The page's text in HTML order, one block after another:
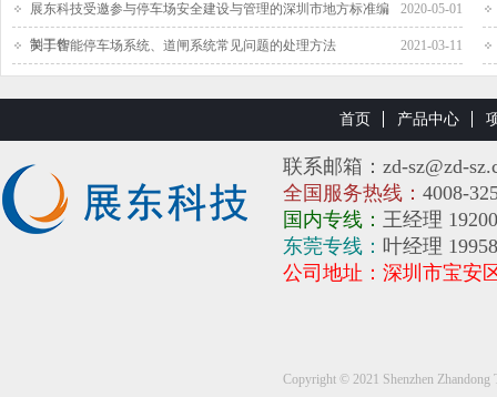
2020-05-01
展东科技受邀参与停车场安全建设与管理的深圳市地方标准编
制工作 2021-03-11
关于智能停车场系统、道闸系统常见问题的处理方法
首页 产品中心
联系邮箱：zd-sz@zd-
全国服务热线： 4008-
国内专线： 王经理
东莞专线： 叶经理
公司地址：深圳市宝安
Copyright © 2021 Shenzhen